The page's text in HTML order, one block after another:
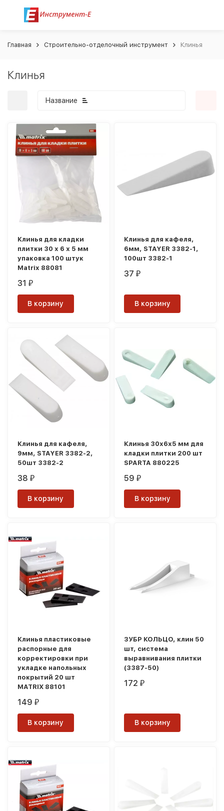
Главная Строительно-отделочный инструмент Клинья
Клинья
Название
покупателей
Клинья для кладки
плитки 30 х 6 х 5 мм
упаковка 100 штук
Matrix 88081
31₽
В корзину
Клинья для кафеля,
6мм, STAYER 3382-1,
100шт 3382-1
37₽
В корзину
Клинья для кафеля,
9мм, STAYER 3382-2,
50шт 3382-2
38₽
В корзину
Клинья 30х6х5 мм для
кладки плитки 200 шт
SPARTA 880225
59₽
В корзину
Клинья пластиковые
распорные для
корректировки при
укладке напольных
покрытий 20 шт
MATRIX 88101
149₽
В корзину
ЗУБР КОЛЬЦО, клин 50
шт, система
выравнивания плитки
(3387-50)
172₽
В корзину